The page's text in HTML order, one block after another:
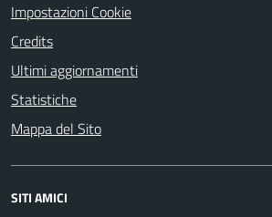
Impostazioni Cookie
Credits
Ultimi aggiornamenti
Statistiche
Mappa del Sito
SITI AMICI